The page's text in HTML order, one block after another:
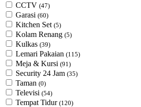
CCTV (47)
Garasi (60)
Kitchen Set (5)
Kolam Renang (5)
Kulkas (39)
Lemari Pakaian (115)
Meja & Kursi (91)
Security 24 Jam (35)
Taman (0)
Televisi (54)
Tempat Tidur (120)